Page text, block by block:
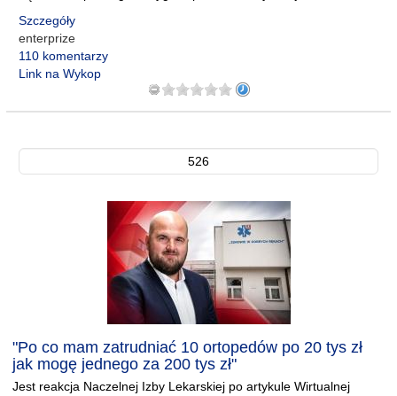
Szczegóły
enterprize
110 komentarzy
Link na Wykop
526
"Po co mam zatrudniać 10 ortopedów po 20 tys zł
jak mogę jednego za 200 tys zł"
Jest reakcja Naczelnej Izby Lekarskiej po artykule Wirtualnej